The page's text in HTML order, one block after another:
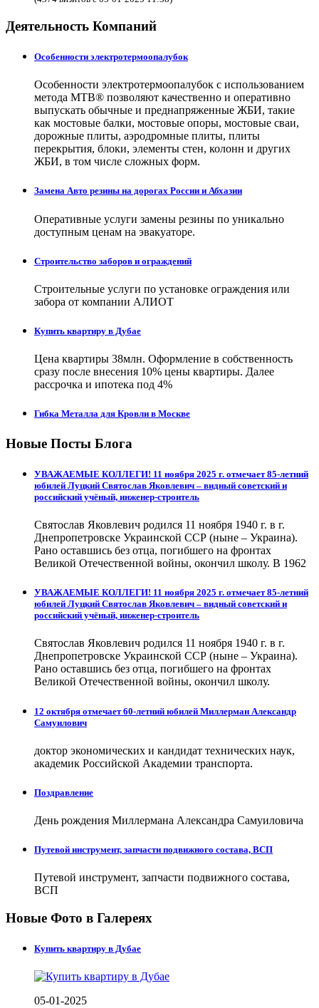
Деятельность Компаний
Особенности электротермоопалубок
Особенности электротермоопалубок с использованием
метода МТВ® позволяют качественно и оперативно
выпускать обычные и преднапряженные ЖБИ, такие
как мостовые балки, мостовые опоры, мостовые сваи,
дорожные плиты, аэродромные плиты, плиты
перекрытия, блоки, элементы стен, колонн и других
ЖБИ, в том числе сложных форм.
Замена Авто резины на дорогах России и Абхазии
Оперативные услуги замены резины по уникально
доступным ценам на эвакуаторе.
Строительство заборов и ограждений
Строительные услуги по установке ограждения или
забора от компании АЛИОТ
Купить квартиру в Дубае
Цена квартиры 38млн. Оформление в собственность
сразу после внесения 10% цены квартиры. Далее
рассрочка и ипотека под 4%
Гибка Металла для Кровли в Москве
Новые Посты Блога
УВАЖАЕМЫЕ КОЛЛЕГИ! 11 ноября 2025 г. отмечает 85-летний
юбилей Луцкий Святослав Яковлевич – видный советский и
российский учёный, инженер-строитель
Святослав Яковлевич родился 11 ноября 1940 г. в г.
Днепропетровске Украинской ССР (ныне – Украина).
Рано оставшись без отца, погибшего на фронтах
Великой Отечественной войны, окончил школу. В 1962
УВАЖАЕМЫЕ КОЛЛЕГИ! 11 ноября 2025 г. отмечает 85-летний
юбилей Луцкий Святослав Яковлевич – видный советский и
российский учёный, инженер-строитель
Святослав Яковлевич родился 11 ноября 1940 г. в г.
Днепропетровске Украинской ССР (ныне – Украина).
Рано оставшись без отца, погибшего на фронтах
Великой Отечественной войны, окончил школу.
12 октября отмечает 60-летний юбилей Миллерман Александр
Самуилович
доктор экономических и кандидат технических наук,
академик Российской Академии транспорта.
Поздравление
День рождения Миллермана Александра Самуиловича
Путевой инструмент, запчасти подвижного состава, ВСП
Путевой инструмент, запчасти подвижного состава,
ВСП
Новые Фото в Галереях
Купить квартиру в Дубае
05-01-2025